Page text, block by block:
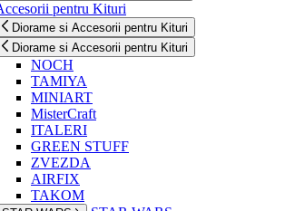
pentru Kituri
Diorame si Accesorii pentru Kituri
Diorame si Accesorii pentru Kituri
NOCH
TAMIYA
MINIART
MisterCraft
ITALERI
GREEN STUFF
ZVEZDA
AIRFIX
TAKOM